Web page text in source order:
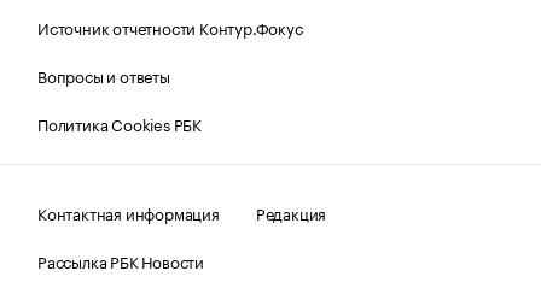
Источник отчетности Контур.Фокус
Вопросы и ответы
Политика Cookies РБК
Контактная информация
Редакция
Рассылка РБК Новости